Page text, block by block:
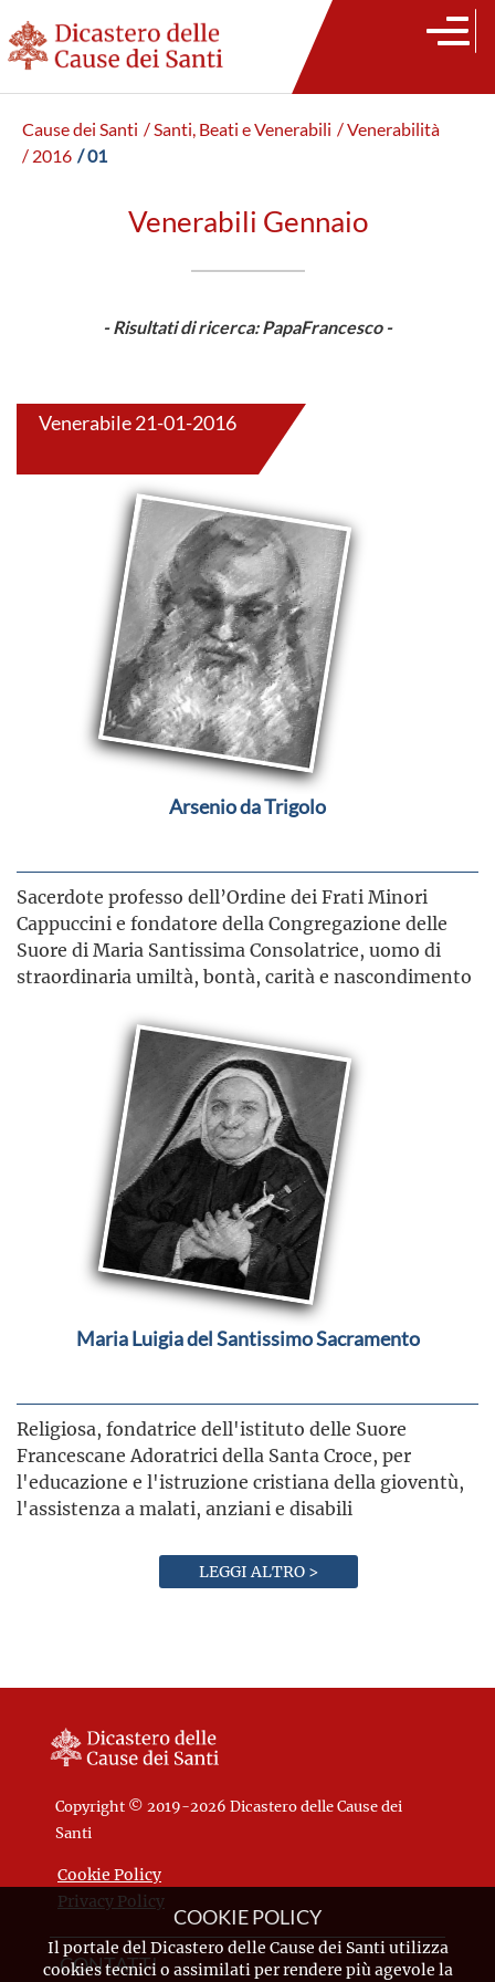
Cause dei Santi / Santi, Beati e Venerabili / Venerabilità
/ 2016 / 01
Venerabili Gennaio
- Risultati di ricerca: PapaFrancesco -
Venerabile 21-01-2016
Arsenio da Trigolo
Sacerdote professo dell’Ordine dei Frati Minori
Cappuccini e fondatore della Congregazione delle
Suore di Maria Santissima Consolatrice, uomo di
straordinaria umiltà, bontà, carità e nascondimento
Maria Luigia del Santissimo Sacramento
Religiosa, fondatrice dell'istituto delle Suore
Francescane Adoratrici della Santa Croce, per
l'educazione e l'istruzione cristiana della gioventù,
l'assistenza a malati, anziani e disabili
LEGGI ALTRO >
Copyright © 2019-2026 Dicastero delle Cause dei
Santi
Cookie Policy
Privacy Policy
CONTATTI
COOKIE POLICY
Il portale del Dicastero delle Cause dei Santi utilizza
cookies tecnici o assimilati per rendere più agevole la